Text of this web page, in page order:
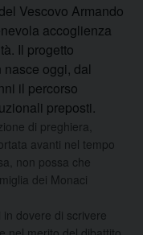
Vescovo Armando
accoglienza
Il progetto
nasce oggi, dal
il percorso
preposti.
di preghiera,
avanti nel tempo
non possa che
dei Monaci
in dovere di scrivere